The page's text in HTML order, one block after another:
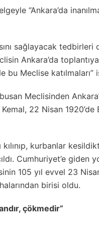
“Ankara’da
sağlayacak tedbirleri
Ankara’da toplantıya
bu Meclise katılmaları”
Meclisinden
22 Nisan 1920’de
kurbanlar
Cumhuriyet’e giden
105 yıl evvel 23
birisi oldu.
çökmedir”